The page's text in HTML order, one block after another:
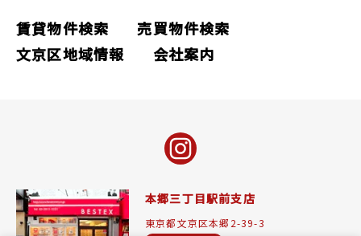
賃貸物件検索
売買物件検索
文京区地域情報
会社案内
本郷三丁目駅前支店
東京都文京区本郷2-39-3